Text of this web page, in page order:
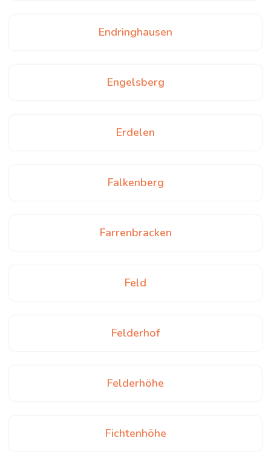
Endringhausen
Engelsberg
Erdelen
Falkenberg
Farrenbracken
Feld
Felderhof
Felderhöhe
Fichtenhöhe